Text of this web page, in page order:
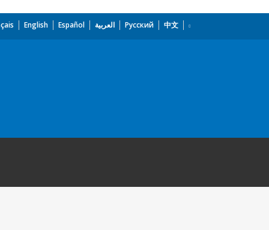
English Español العربية Русский 中文